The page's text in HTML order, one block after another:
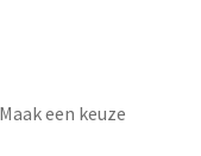
een keuze